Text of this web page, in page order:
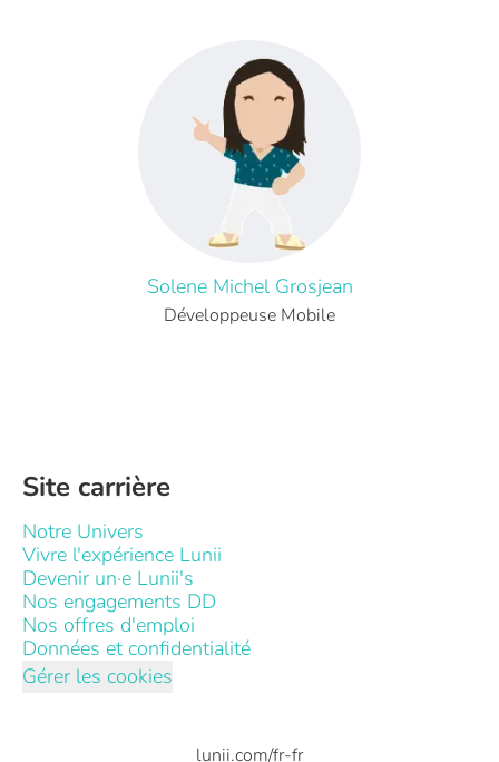
Solene Michel Grosjean
Développeuse Mobile
Site carrière
Notre Univers
Vivre l'expérience Lunii
Devenir un·e Lunii's
Nos engagements DD
Nos offres d'emploi
Données et confidentialité
Gérer les cookies
lunii.com/fr-fr